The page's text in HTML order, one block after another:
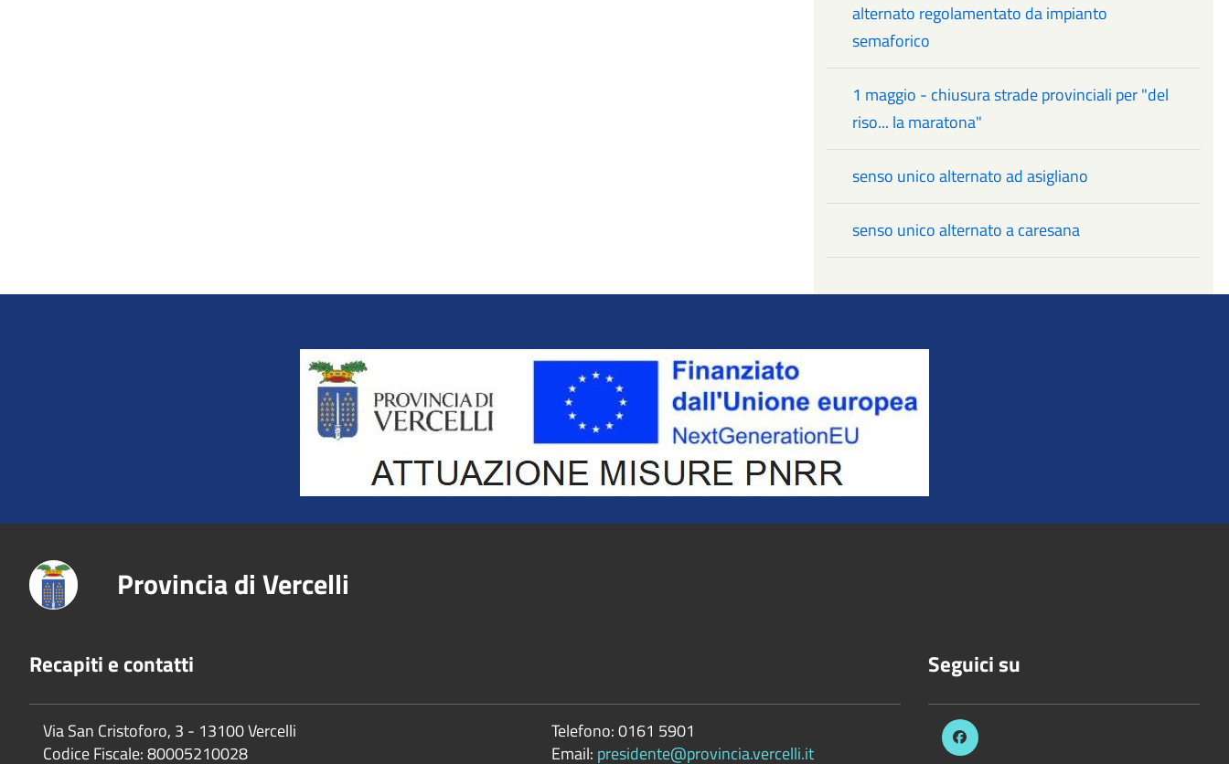
alternato regolamentato da impianto
semaforico
1 maggio - chiusura strade provinciali per "del
riso... la maratona"
senso unico alternato ad asigliano
senso unico alternato a caresana
Title
Provincia di Vercelli
Recapiti e contatti
Via San Cristoforo, 3 - 13100 Vercelli
Codice Fiscale:80005210028
Telefono:0161 5901
Email: presidente@provincia.vercelli.it
Seguici su